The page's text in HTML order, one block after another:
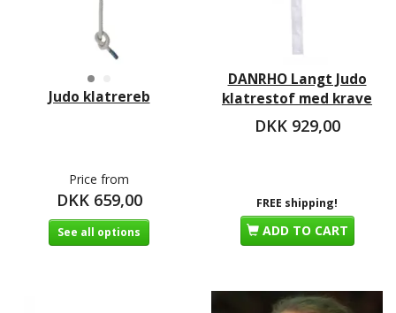
Judo klatrereb
Price from
DKK 659,00
See all options
DANRHO Langt Judo
klatrestof med krave
DKK 929,00
FREE shipping!
ADD TO CART